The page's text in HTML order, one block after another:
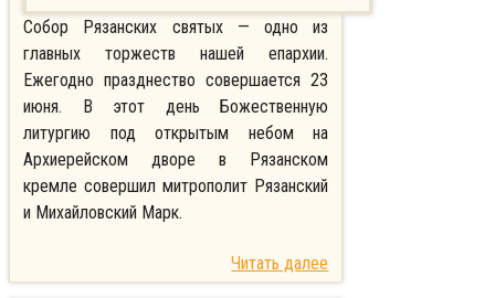
Собор Рязанских святых — одно из
главных торжеств нашей епархии.
Ежегодно празднество совершается 23
июня. В этот день Божественную
литургию под открытым небом на
Архиерейском дворе в Рязанском
кремле совершил митрополит Рязанский
и Михайловский Марк.
Читать далее